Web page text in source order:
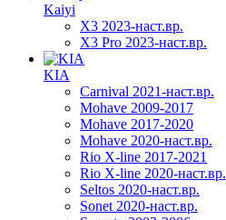
Kaiyi
X3 2023-наст.вр.
X3 Pro 2023-наст.вр.
KIA
Carnival 2021-наст.вр.
Mohave 2009-2017
Mohave 2017-2020
Mohave 2020-наст.вр.
Rio X-line 2017-2021
Rio X-line 2020-наст.вр.
Seltos 2020-наст.вр.
Sonet 2020-наст.вр.